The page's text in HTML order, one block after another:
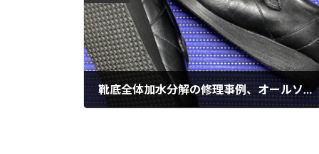
靴底全体加水分解の修理事例、オールソール実施